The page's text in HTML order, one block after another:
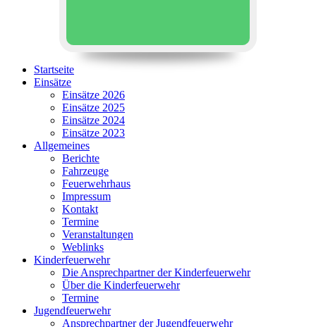
Startseite
Einsätze
Einsätze 2026
Einsätze 2025
Einsätze 2024
Einsätze 2023
Allgemeines
Berichte
Fahrzeuge
Feuerwehrhaus
Impressum
Kontakt
Termine
Veranstaltungen
Weblinks
Kinderfeuerwehr
Die Ansprechpartner der Kinderfeuerwehr
Über die Kinderfeuerwehr
Termine
Jugendfeuerwehr
Ansprechpartner der Jugendfeuerwehr